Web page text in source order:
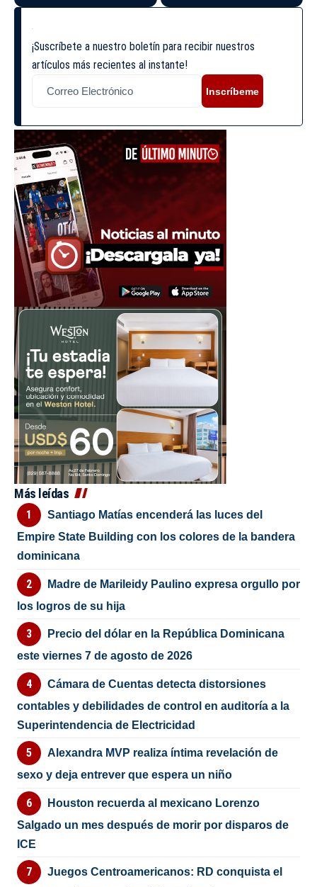
¡Suscríbete a nuestro boletín para recibir nuestros
artículos más recientes al instante!
Inscríbeme
Más leídas
Santiago Matías encenderá las luces del
Empire State Building con los colores de la bandera
dominicana
Madre de Marileidy Paulino expresa orgullo por
los logros de su hija
Precio del dólar en la República Dominicana
este viernes 7 de agosto de 2026
Cámara de Cuentas detecta distorsiones
contables y debilidades de control en auditoría a la
Superintendencia de Electricidad
Alexandra MVP realiza íntima revelación de
sexo y deja entrever que espera un niño
Houston recuerda al mexicano Lorenzo
Salgado un mes después de morir por disparos de
ICE
Juegos Centroamericanos: RD conquista el